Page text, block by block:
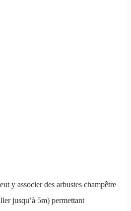
y associer des arbustes champêtre
jusqu’à 5m) permettant